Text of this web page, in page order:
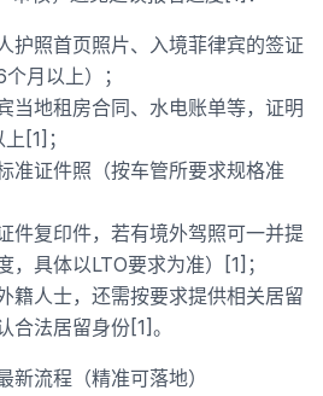
护照首页照片、入境菲律宾的签证
月以上）；
当地租房合同、水电账单等，证明
[1]；
准证件照（按车管所要求规格准
件复印件，若有境外驾照可一并提
，具体以LTO要求为准）[1]；
籍人士，还需按要求提供相关居留
合法居留身份[1]。
新流程（精准可落地）